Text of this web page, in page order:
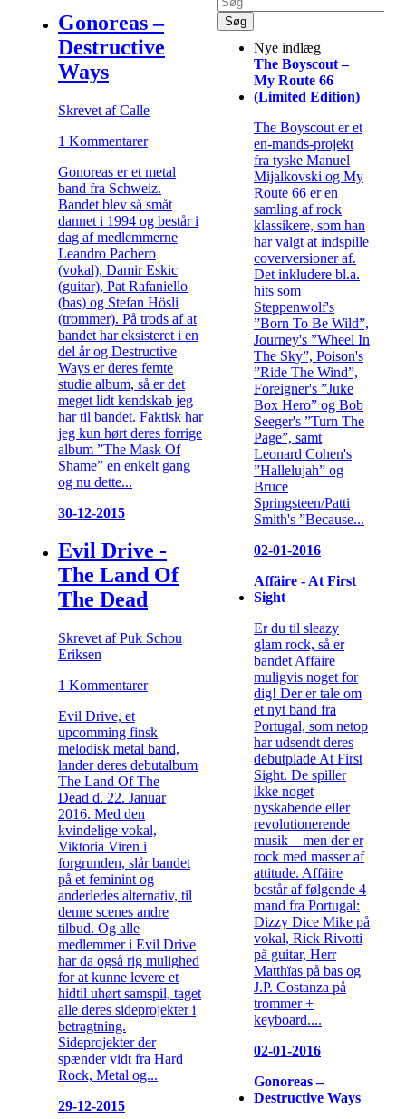
Gonoreas –
Destructive
Ways
Skrevet af Calle
1 Kommentarer
Gonoreas er et metal
band fra Schweiz.
Bandet blev så småt
dannet i 1994 og består i
dag af medlemmerne
Leandro Pachero
(vokal), Damir Eskic
(guitar), Pat Rafaniello
(bas) og Stefan Hösli
(trommer). På trods af at
bandet har eksisteret i en
del år og Destructive
Ways er deres femte
studie album, så er det
meget lidt kendskab jeg
har til bandet. Faktisk har
jeg kun hørt deres forrige
album ”The Mask Of
Shame” en enkelt gang
og nu dette...
30-12-2015
Evil Drive -
The Land Of
The Dead
Skrevet af Puk Schou
Eriksen
1 Kommentarer
Evil Drive, et
upcomming finsk
melodisk metal band,
lander deres debutalbum
The Land Of The
Dead d. 22. Januar
2016. Med den
kvindelige vokal,
Viktoria Viren i
forgrunden, slår bandet
på et feminint og
anderledes alternativ, til
denne scenes andre
tilbud. Og alle
medlemmer i Evil Drive
har da også rig mulighed
for at kunne levere et
hidtil uhørt samspil, taget
alle deres sideprojekter i
betragtning.
Sideprojekter der
spænder vidt fra Hard
Rock, Metal og...
29-12-2015
Nye indlæg
The Boyscout –
My Route 66
(Limited Edition)
The Boyscout er et
en-mands-projekt
fra tyske Manuel
Mijalkovski og My
Route 66 er en
samling af rock
klassikere, som han
har valgt at indspille
coverversioner af.
Det inkludere bl.a.
hits som
Steppenwolf's
”Born To Be Wild”,
Journey's ”Wheel In
The Sky”, Poison's
”Ride The Wind”,
Foreigner's ”Juke
Box Hero” og Bob
Seeger's ”Turn The
Page”, samt
Leonard Cohen's
”Hallelujah” og
Bruce
Springsteen/Patti
Smith's ”Because...
02-01-2016
Affäire - At First
Sight
Er du til sleazy
glam rock, så er
bandet Affäire
muligvis noget for
dig! Der er tale om
et nyt band fra
Portugal, som netop
har udsendt deres
debutplade At First
Sight. De spiller
ikke noget
nyskabende eller
revolutionerende
musik – men der er
rock med masser af
attitude. Affäire
består af følgende 4
mand fra Portugal:
Dizzy Dice Mike på
vokal, Rick Rivotti
på guitar, Herr
Matthïas på bas og
J.P. Costanza på
trommer +
keyboard....
02-01-2016
Gonoreas –
Destructive Ways